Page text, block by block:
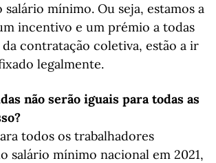
mínimo. Ou seja, estamos a
incentivo e um prémio a todas
da contratação coletiva, estão a ir
legalmente.
não serão iguais para todas as
todos os trabalhadores
salário mínimo nacional em 2021,